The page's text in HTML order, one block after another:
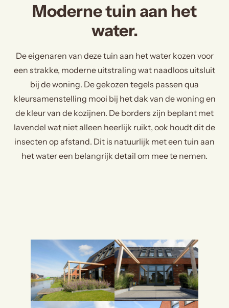
Moderne tuin aan het
water.
De eigenaren van deze tuin aan het water kozen voor
een strakke, moderne uitstraling wat naadloos uitsluit
bij de woning. De gekozen tegels passen qua
kleursamenstelling mooi bij het dak van de woning en
de kleur van de kozijnen. De borders zijn beplant met
lavendel wat niet alleen heerlijk ruikt, ook houdt dit de
insecten op afstand. Dit is natuurlijk met een tuin aan
het water een belangrijk detail om mee te nemen.